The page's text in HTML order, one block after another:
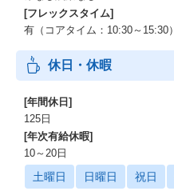
[フレックスタイム]
有（コアタイム：10:30～15:30）
休日・休暇
[年間休日]
125日
[年次有給休暇]
10～20日
土曜日 日曜日 祝日